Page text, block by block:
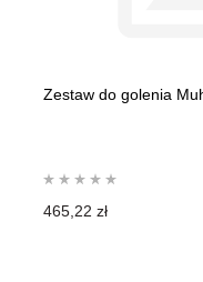
Zestaw do golenia
465,22 zł